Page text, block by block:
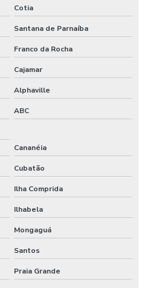
pcmso
civil
ambiente de trabalho
do trabalho
Cotia
Santana de Parnaíba
Franco da Rocha
Cajamar
Alphaville
ABC
Cananéia
Cubatão
Ilha Comprida
Ilhabela
Mongaguá
Santos
Praia Grande